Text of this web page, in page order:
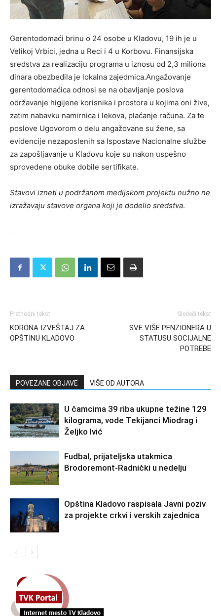
Gerentodomaći brinu o 24 osobe u Kladovu, 19 ih je u
Velikoj Vrbici, jedna u Reci i 4 u Korbovu. Finansijska
sredstva za realizaciju programa u iznosu od 2,3 miliona
dinara obezbedila je lokalna zajedmica.Angažovanje
gerentodomaćica odnosi se na obavljanje poslova
održavanje higijene korisnika i prostora u kojima oni žive,
zatim nabavku namirnica i lekova, plaćanje računa. Za te
poslove Ugovorom o delu angažovane su žene, sa
evidencije nezaposlenih sa Ispostave Nacionalne službe
za zapošljavanje u Kladovu koje su nakon uspešno
sprovedene obuke dobile sertifikate.
Stavovi izneti u podržanom medijskom projektu nužno ne
izražavaju stavove organa koji je dodelio sredstva.
Prethodni tekst
KORONA IZVEŠTAJ ZA
OPŠTINU KLADOVO
Sledeći tekst
SVE VIŠE PENZIONERA U
STATUSU SOCIJALNE
POTREBE
POVEZANE OBJAVE VIŠE OD AUTORA
U čamcima 39 riba ukupne težine 129
kilograma, vode Tekijanci Miodrag i
Željko Ivić
Fudbal, prijateljska utakmica
Brodoremont-Radnički u nedelju
Opština Kladovo raspisala Javni poziv
za projekte crkvi i verskih zajednica